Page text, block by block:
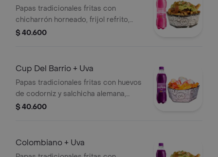
Papas tradicionales fritas con
chicharrón horneado, frijol refrito,
guacamole, pico de gallo y salsas
$ 40.600
Cup Del Barrio + Uva
Papas tradicionales fritas con huevos
de codorniz y salchicha alemana,
acompañadas de salsas tradicionales
$ 40.600
Colombiano + Uva